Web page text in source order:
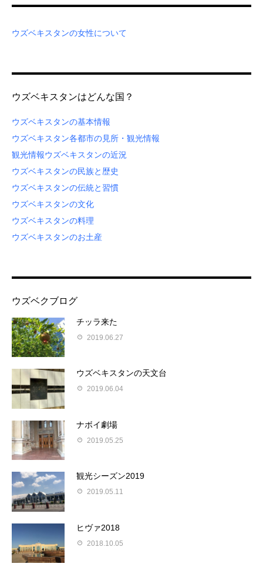
ウズベキスタンの女性について
ウズベキスタンはどんな国？
ウズベキスタンの基本情報
ウズベキスタン各都市の見所・観光情報
観光情報ウズベキスタンの近況
ウズベキスタンの民族と歴史
ウズベキスタンの伝統と習慣
ウズベキスタンの文化
ウズベキスタンの料理
ウズベキスタンのお土産
ウズベクブログ
チッラ来た
2019.06.27
ウズベキスタンの天文台
2019.06.04
ナボイ劇場
2019.05.25
観光シーズン2019
2019.05.11
ヒヴァ2018
2018.10.05